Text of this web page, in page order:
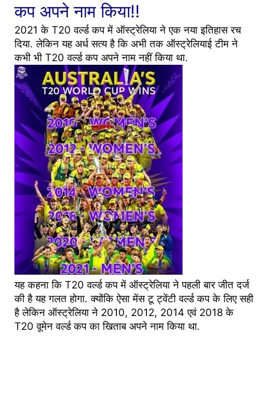
कप अपने नाम किया!!
2021 के T20 वर्ल्ड कप में ऑस्ट्रेलिया ने एक नया इतिहास रच
दिया. लेकिन यह अर्ध सत्य है कि अभी तक ऑस्ट्रेलियाई टीम ने
कभी भी T20 वर्ल्ड कप अपने नाम नहीं किया था.
यह कहना कि T20 वर्ल्ड कप में ऑस्ट्रेलिया ने पहली बार जीत दर्ज
की है यह गलत होगा. क्योंकि ऐसा मेंस टू ट्वेंटी वर्ल्ड कप के लिए सही
है लेकिन ऑस्ट्रेलिया ने 2010, 2012, 2014 एवं 2018 के
T20 वूमेन वर्ल्ड कप का खिताब अपने नाम किया था.